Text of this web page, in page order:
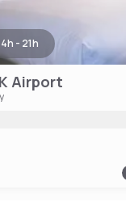
- 21h
Airport